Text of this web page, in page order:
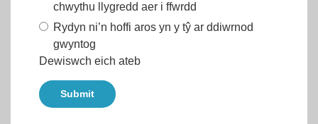
chwythu llygredd aer i ffwrdd
Rydyn ni’n hoffi aros yn y tŷ ar ddiwrnod
gwyntog
Dewiswch eich ateb
Submit